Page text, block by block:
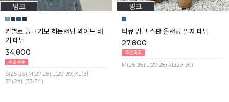
키별로 밍크기모 히든밴딩 와이드 배
기 데님
34,800
S(25-26),M(27-28),L(29-30),XL(31-
32),2XL(33-34)
티큐 밍크 스판 올밴딩 일자 데님
27,800
M(25-26),L(27-28),XL(29-30)